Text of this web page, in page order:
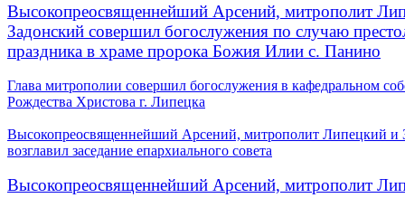
Высокопреосвященнейший Арсений, митрополит
Задонский совершил богослужения по случаю
праздника в храме пророка Божия Илии с. Панино
Глава митрополии совершил богослужения в кафедральном
Рождества Христова г. Липецка
Высокопреосвященнейший Арсений, митрополит Липецкий и
возглавил заседание епархиального совета
Высокопреосвященнейший Арсений, митрополит